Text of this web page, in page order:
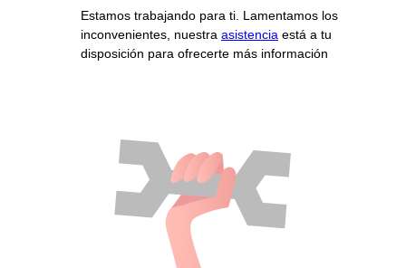
Estamos trabajando para ti. Lamentamos los
inconvenientes, nuestra asistencia está a tu
disposición para ofrecerte más información